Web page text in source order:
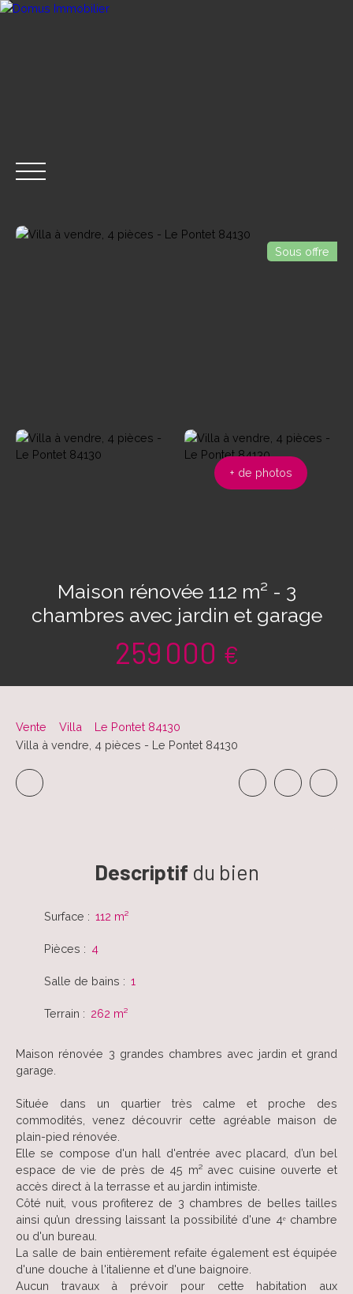
Sous offre
+ de photos
Maison rénovée 112 m² - 3
chambres avec jardin et garage
259 000 €
Vente Villa
Le Pontet 84130
Villa à vendre, 4 pièces - Le Pontet 84130
Descriptif du bien
Surface : 112 m²
Pièces : 4
Salle de bains : 1
Terrain : 262 m²
Maison rénovée 3 grandes chambres avec jardin et grand
garage.
Située dans un quartier très calme et proche des
commodités, venez découvrir cette agréable maison de
plain-pied rénovée.
Elle se compose d'un hall d'entrée avec placard, d’un bel
espace de vie de près de 45 m² avec cuisine ouverte et
accès direct à la terrasse et au jardin intimiste.
Côté nuit, vous profiterez de 3 chambres de belles tailles
ainsi qu’un dressing laissant la possibilité d'une 4ᵉ chambre
ou d'un bureau.
La salle de bain entièrement refaite également est équipée
d'une douche à l'italienne et d'une baignoire.
Aucun travaux à prévoir pour cette habitation aux